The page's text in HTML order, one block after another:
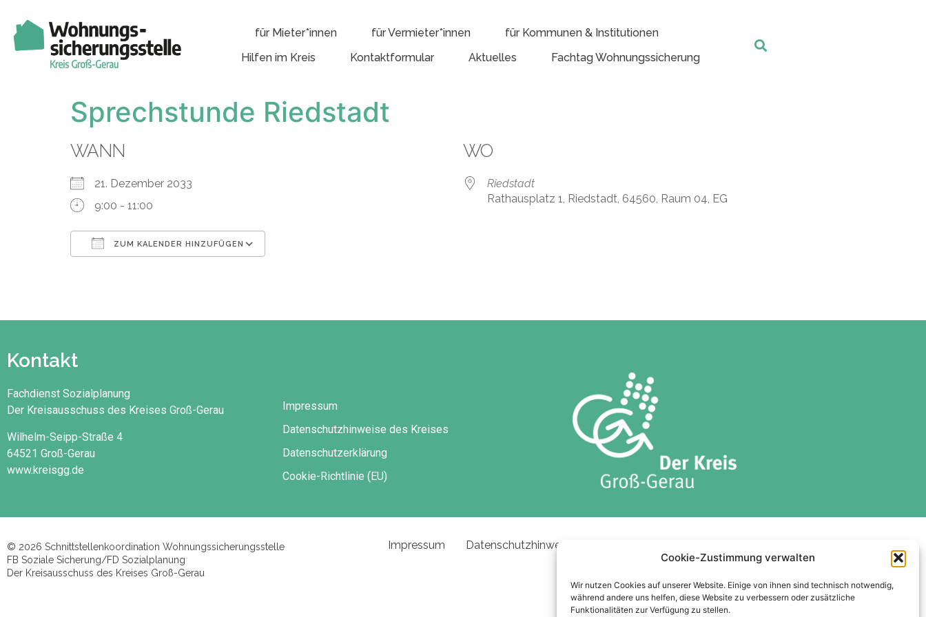
Cookie-Zustimmung verwalten
Wir nutzen Cookies auf unserer Website. Einige von ihnen sind technisch notwendig,
während andere uns helfen, diese Website zu verbessern oder zusätzliche
Funktionalitäten zur Verfügung zu stellen.
für Mieter*innen für Vermieter*innen
für Kommunen & Institutionen
Hilfen im Kreis
Kontaktformular Aktuelles Fachtag Wohnungssicherung
Sprechstunde Riedstadt
WANN
21. Dezember 2033
9:00 - 11:00
ZUM KALENDER HINZUFÜGEN
WO
Riedstadt
Rathausplatz 1, Riedstadt, 64560, Raum 04, EG
Kontakt
Fachdienst Sozialplanung
Der Kreisausschuss des Kreises Groß-Gerau
Wilhelm-Seipp-Straße 4
64521 Groß-Gerau
www.kreisgg.de
Impressum
Datenschutzhinweise des Kreises
Datenschutzerklärung
Cookie-Richtlinie (EU)
© 2026 Schnittstellenkoordination Wohnungssicherungsstelle
FB Soziale Sicherung/FD Sozialplanung
Der Kreisausschuss des Kreises Groß-Gerau
Impressum Datenschutzhinweise des Kreises